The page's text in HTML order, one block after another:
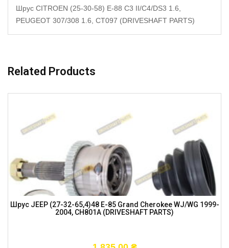
Шрус CITROEN (25-30-58) E-88 C3 II/C4/DS3 1.6,
PEUGEOT 307/308 1.6, CT097 (DRIVESHAFT PARTS)
Related Products
Шрус JEEP (27-32-65,4)48 E-85 Grand Cherokee WJ/WG 1999-
2004, CH801A (DRIVESHAFT PARTS)